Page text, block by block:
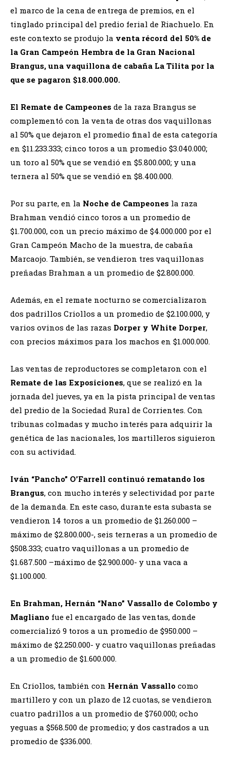
el marco de la cena de entrega de premios, en el
tinglado principal del predio ferial de Riachuelo. En
este contexto se produjo la venta récord del 50% de
la Gran Campeón Hembra de la Gran Nacional
Brangus, una vaquillona de cabaña La Tilita por la
que se pagaron $18.000.000.
El Remate de Campeones de la raza Brangus se
complementó con la venta de otras dos vaquillonas
al 50% que dejaron el promedio final de esta categoría
en $11.233.333; cinco toros a un promedio $3.040.000;
un toro al 50% que se vendió en $5.800.000; y una
ternera al 50% que se vendió en $8.400.000.
Por su parte, en la Noche de Campeones la raza
Brahman vendió cinco toros a un promedio de
$1.700.000, con un precio máximo de $4.000.000 por el
Gran Campeón Macho de la muestra, de cabaña
Marcaojo. También, se vendieron tres vaquillonas
preñadas Brahman a un promedio de $2.800.000.
Además, en el remate nocturno se comercializaron
dos padrillos Criollos a un promedio de $2.100.000, y
varios ovinos de las razas Dorper y White Dorper,
con precios máximos para los machos en $1.000.000.
Las ventas de reproductores se completaron con el
Remate de las Exposiciones, que se realizó en la
jornada del jueves, ya en la pista principal de ventas
del predio de la Sociedad Rural de Corrientes. Con
tribunas colmadas y mucho interés para adquirir la
genética de las nacionales, los martilleros siguieron
con su actividad.
Iván “Pancho” O’Farrell continuó rematando los
Brangus, con mucho interés y selectividad por parte
de la demanda. En este caso, durante esta subasta se
vendieron 14 toros a un promedio de $1.260.000 –
máximo de $2.800.000-, seis terneras a un promedio de
$508.333; cuatro vaquillonas a un promedio de
$1.687.500 –máximo de $2.900.000- y una vaca a
$1.100.000.
En Brahman, Hernán “Nano” Vassallo de Colombo y
Magliano fue el encargado de las ventas, donde
comercializó 9 toros a un promedio de $950.000 –
máximo de $2.250.000- y cuatro vaquillonas preñadas
a un promedio de $1.600.000.
En Criollos, también con Hernán Vassallo como
martillero y con un plazo de 12 cuotas, se vendieron
cuatro padrillos a un promedio de $760.000; ocho
yeguas a $568.500 de promedio; y dos castrados a un
promedio de $336.000.